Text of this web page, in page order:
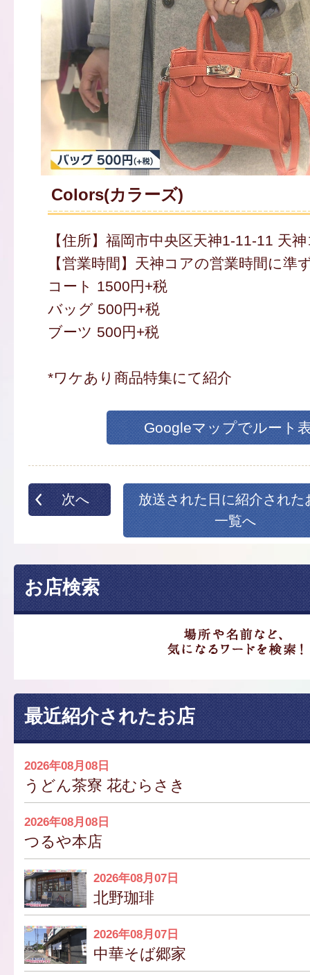
Colors(カラーズ)
【住所】福岡市中央区天神1-11-11 天
【営業時間】天神コアの営業時間に準
コート 1500円+税
バッグ 500円+税
ブーツ 500円+税
*ワケあり商品特集にて紹介
Googleマップでルート
次へ
放送された日に紹介された
一覧へ
お店検索
最近紹介されたお店
2026年08月08日
うどん茶寮 花むらさき
2026年08月08日
つるや本店
2026年08月07日
北野珈琲
2026年08月07日
中華そば郷家